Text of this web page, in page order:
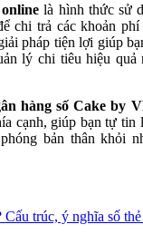
là hình thức sử
chi trả các khoản
pháp tiện lợi giúp
lý chi tiêu hiệu quả
hàng số Cake by
cạnh, giúp bạn tự tin
bản thân khỏi
Cấu trúc, ý nghĩa số